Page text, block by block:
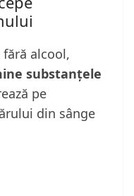
alcool,
substanțele
pe
din sânge